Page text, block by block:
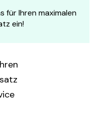
für Ihren maximalen
ein!